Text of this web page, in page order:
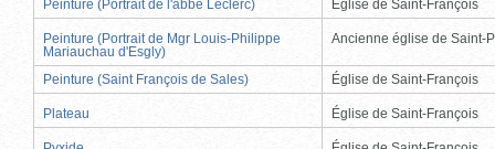
Peinture (Portrait de l'abbé Leclerc) Église de Saint-François
Peinture (Portrait de Mgr Louis-Philippe
Mariauchau d'Esgly)
Ancienne église de Saint-
Peinture (Saint François de Sales) Église de Saint-François
Plateau Église de Saint-François